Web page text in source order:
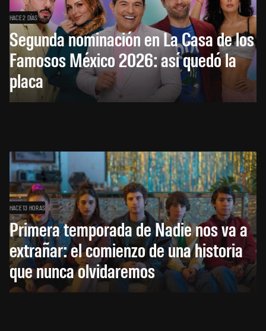
HACE 2 DÍAS
Segunda nominación en La Casa de los
Famosos México 2026: así quedó la
placa
HACE 13 HORAS
Primera temporada de Nadie nos va a
extrañar: el comienzo de una historia
que nunca olvidaremos